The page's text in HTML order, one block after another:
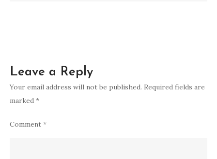
Leave a Reply
Your email address will not be published. Required fields are
marked *
Comment *